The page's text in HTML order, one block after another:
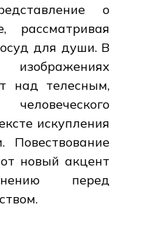
о
рассматривая
для души. В
над телесным,
искупления
Повествование
новый акцент
перед